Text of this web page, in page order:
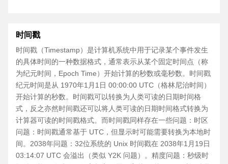
时间戳
时间戳（Timestamp）是计算机系统中用于记录某个事件发生
的具体时间的一种数据格式，通常表示从某个固定时间点（称
为纪元时间，Epoch Time）开始计算的秒数或毫秒数。时间戳
纪元时间是从 1970年1月1日 00:00:00 UTC（格林尼治时间）
开始计算的秒数。时间戳可以转换为人类可读的日期时间格
式，反之亦然时间戳还可以将人类可读的日期时间格式转换为
计算器可读的时间戳格式。而时间戳同样存在一些问题：时区
问题：时间戳通常基于 UTC，但显示时可能需要转换为本地时
间。2038年问题：32位系统的 Unix 时间戳在 2038年1月19日
03:14:07 UTC 会溢出（类似 Y2K 问题）。精度问题：秒级时